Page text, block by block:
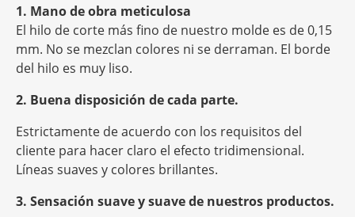
1. Mano de obra meticulosa
El hilo de corte más fino de nuestro molde es de 0,15
mm. No se mezclan colores ni se derraman. El borde
del hilo es muy liso.
2. Buena disposición de cada parte.
Estrictamente de acuerdo con los requisitos del
cliente para hacer claro el efecto tridimensional.
Líneas suaves y colores brillantes.
3. Sensación suave y suave de nuestros productos.